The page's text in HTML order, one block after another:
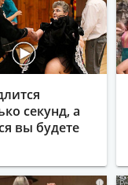
секунд, а
вы будете